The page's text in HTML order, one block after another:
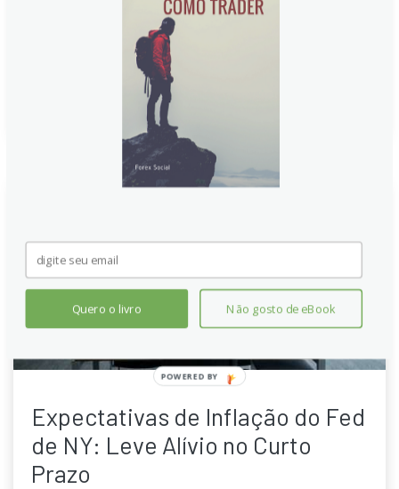
projeções para preços de gasolina. Consumidores
mostram otimismo com finanças pessoais e mercado
Expectativas de Inflação do Fed
de NY: Leve Alívio no Curto
Prazo
Quero o livro Não gosto de eBook
POWERED